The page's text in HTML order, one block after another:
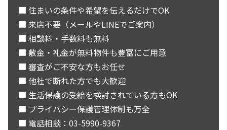
■ 住まいの条件や希望を伝えるだけでOK
■ 来店不要（メールやLINEでご案内）
■ 相談料・手数料も無料
■ 敷金・礼金が無料物件も豊富にご用意
■ 審査がご不安な方もお任せ
■ 他社で断れた方でも大歓迎
■ 生活保護の受給を検討されている方もOK
■ プライバシー保護管理体制も万全
■ 電話相談：03-5990-9367